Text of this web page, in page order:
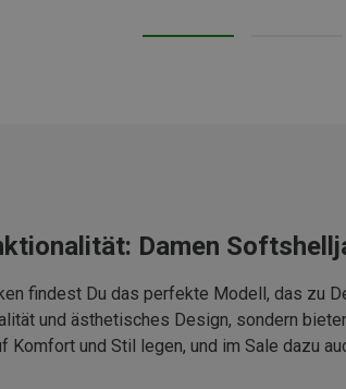
Damen
findest Du das perfekte Modell, das zu
und ästhetisches Design, sondern
Komfort und Stil legen, und im Sale dazu